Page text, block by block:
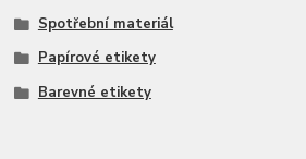
Spotřební materiál
Papírové etikety
Barevné etikety